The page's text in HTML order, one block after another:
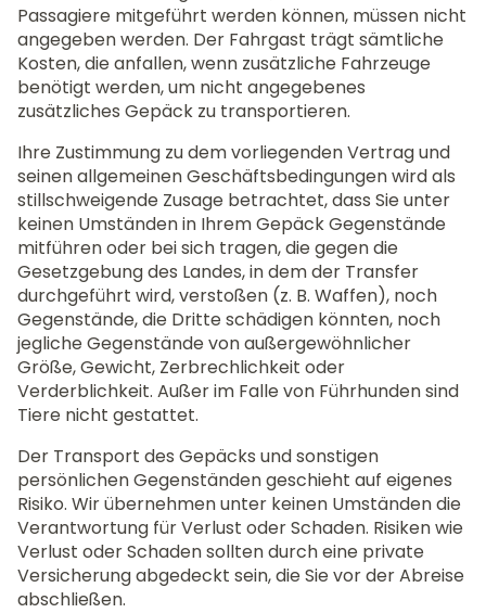
Passagiere mitgeführt werden können, müssen nicht
angegeben werden. Der Fahrgast trägt sämtliche
Kosten, die anfallen, wenn zusätzliche Fahrzeuge
benötigt werden, um nicht angegebenes
zusätzliches Gepäck zu transportieren.
Ihre Zustimmung zu dem vorliegenden Vertrag und
seinen allgemeinen Geschäftsbedingungen wird als
stillschweigende Zusage betrachtet, dass Sie unter
keinen Umständen in Ihrem Gepäck Gegenstände
mitführen oder bei sich tragen, die gegen die
Gesetzgebung des Landes, in dem der Transfer
durchgeführt wird, verstoßen (z. B. Waffen), noch
Gegenstände, die Dritte schädigen könnten, noch
jegliche Gegenstände von außergewöhnlicher
Größe, Gewicht, Zerbrechlichkeit oder
Verderblichkeit. Außer im Falle von Führhunden sind
Tiere nicht gestattet.
Der Transport des Gepäcks und sonstigen
persönlichen Gegenständen geschieht auf eigenes
Risiko. Wir übernehmen unter keinen Umständen die
Verantwortung für Verlust oder Schaden. Risiken wie
Verlust oder Schaden sollten durch eine private
Versicherung abgedeckt sein, die Sie vor der Abreise
abschließen.